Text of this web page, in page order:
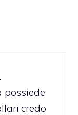
possiede
credo